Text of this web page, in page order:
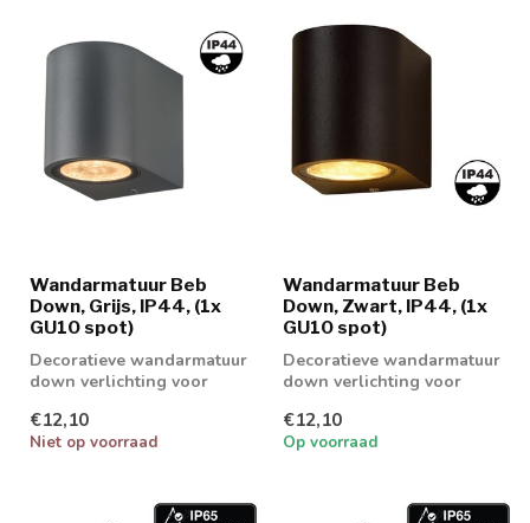
Wandarmatuur Beb
Down, Grijs, IP44, (1x
GU10 spot)
Decoratieve wandarmatuur
down verlichting voor
buitenshuis te geb...
€12,10
Niet op voorraad
Wandarmatuur Beb
Down, Zwart, IP44, (1x
GU10 spot)
Decoratieve wandarmatuur
down verlichting voor
buitenshuis te geb...
€12,10
Op voorraad